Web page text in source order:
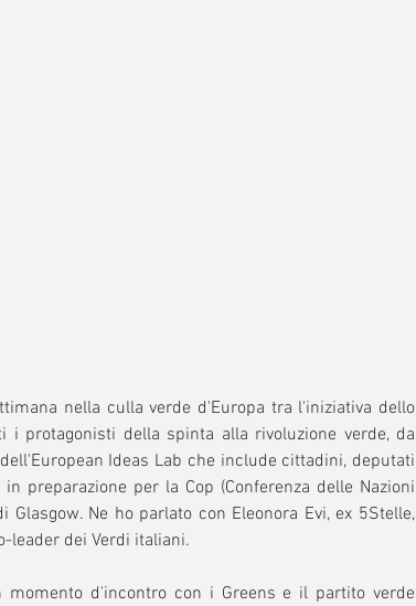
nella culla verde d'Europa tra l'iniziativa dello
i protagonisti della spinta alla rivoluzione verde, da
Ideas Lab che include cittadini, deputati
preparazione per la Cop (Conferenza delle Nazioni
Ne ho parlato con Eleonora Evi, ex 5Stelle,
leader dei Verdi italiani.
momento d'incontro con i Greens e il partito verde